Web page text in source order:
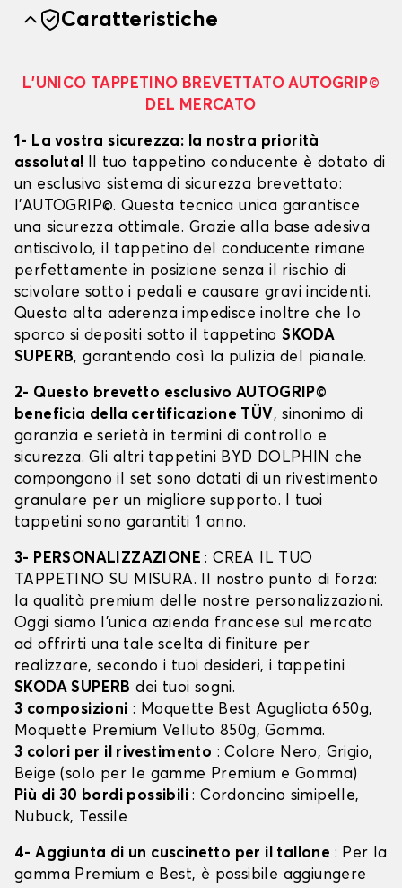
Caratteristiche
L’UNICO TAPPETINO BREVETTATO AUTOGRIP©
DEL MERCATO
1- La vostra sicurezza: la nostra priorità
assoluta! Il tuo tappetino conducente è dotato di
un esclusivo sistema di sicurezza brevettato:
l’AUTOGRIP©. Questa tecnica unica garantisce
una sicurezza ottimale. Grazie alla base adesiva
antiscivolo, il tappetino del conducente rimane
perfettamente in posizione senza il rischio di
scivolare sotto i pedali e causare gravi incidenti.
Questa alta aderenza impedisce inoltre che lo
sporco si depositi sotto il tappetinoSKODA
SUPERB, garantendo così la pulizia del pianale.
2- Questo brevetto esclusivo AUTOGRIP©
beneficia della certificazione TÜV, sinonimo di
garanzia e serietà in termini di controllo e
sicurezza. Gli altri tappetini BYD DOLPHIN che
compongono il set sono dotati di un rivestimento
granulare per un migliore supporto. I tuoi
tappetini sono garantiti 1 anno.
3- PERSONALIZZAZIONE: CREA IL TUO
TAPPETINO SU MISURA. Il nostro punto di forza:
la qualità premium delle nostre personalizzazioni.
Oggi siamo l’unica azienda francese sul mercato
ad offrirti una tale scelta di finiture per
realizzare, secondo i tuoi desideri, i tappetini
SKODA SUPERB dei tuoi sogni.
3 composizioni : Moquette Best Agugliata 650g,
Moquette Premium Velluto 850g, Gomma.
3 colori per il rivestimento : Colore Nero, Grigio,
Beige (solo per le gamme Premium e Gomma)
Più di 30 bordi possibili: Cordoncino simipelle,
Nubuck, Tessile
4- Aggiunta di un cuscinetto per il tallone : Per la
gamma Premium e Best, è possibile aggiungere